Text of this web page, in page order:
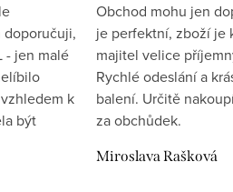
doporučuji,
- jen malé
k
být
Obchod mohu jen
je perfektní, zboží je
majitel velice
Rychlé odeslání a
balení. Určitě
za obchůdek.
Miroslava Rašková